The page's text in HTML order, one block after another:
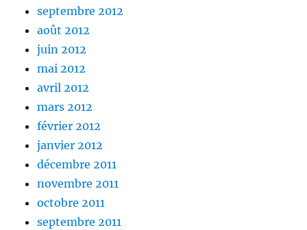
septembre 2012
août 2012
juin 2012
mai 2012
avril 2012
mars 2012
février 2012
janvier 2012
décembre 2011
novembre 2011
octobre 2011
septembre 2011